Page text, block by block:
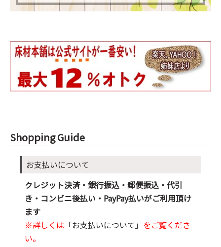
Shopping Guide
お支払いについて
クレジット決済・銀行振込・郵便振込・代引
き・コンビニ後払い・PayPay払いがご利用頂け
ます
※詳しくは 「お支払いについて」 をご覧くださ
い。